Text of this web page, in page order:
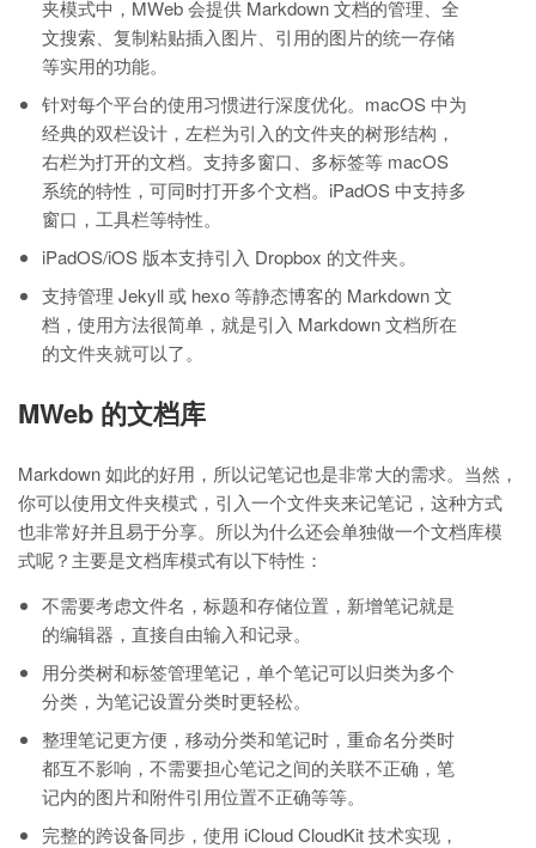
夹模式中，MWeb 会提供 Markdown 文档的管理、全
文搜索、复制粘贴插入图片、引用的图片的统一存储
等实用的功能。
针对每个平台的使用习惯进行深度优化。macOS 中为
经典的双栏设计，左栏为引入的文件夹的树形结构，
右栏为打开的文档。支持多窗口、多标签等 macOS
系统的特性，可同时打开多个文档。iPadOS 中支持多
窗口，工具栏等特性。
iPadOS/iOS 版本支持引入 Dropbox 的文件夹。
支持管理 Jekyll 或 hexo 等静态博客的 Markdown 文
档，使用方法很简单，就是引入 Markdown 文档所在
的文件夹就可以了。
MWeb 的文档库
Markdown 如此的好用，所以记笔记也是非常大的需求。当然，
你可以使用文件夹模式，引入一个文件夹来记笔记，这种方式
也非常好并且易于分享。所以为什么还会单独做一个文档库模
式呢？主要是文档库模式有以下特性：
不需要考虑文件名，标题和存储位置，新增笔记就是
的编辑器，直接自由输入和记录。
用分类树和标签管理笔记，单个笔记可以归类为多个
分类，为笔记设置分类时更轻松。
整理笔记更方便，移动分类和笔记时，重命名分类时
都互不影响，不需要担心笔记之间的关联不正确，笔
记内的图片和附件引用位置不正确等等。
完整的跨设备同步，使用 iCloud CloudKit 技术实现，